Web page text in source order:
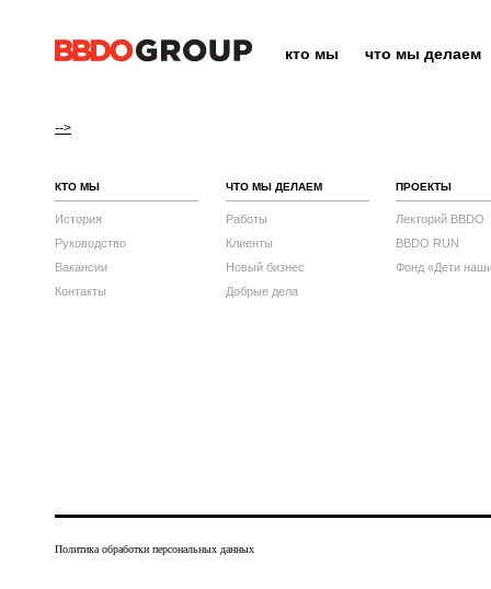
кто мы что мы делаем
-->
КТО МЫ
История
Руководство
Вакансии
Контакты
ЧТО МЫ ДЕЛАЕМ
Работы
Клиенты
Новый бизнес
Добрые дела
ПРОЕКТЫ
Лекторий BBDO
BBDO RUN
Фонд «Дети
Политика обработки персональных данных